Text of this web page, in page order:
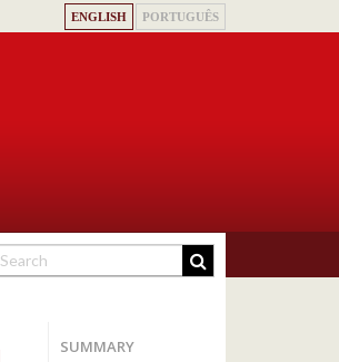
ENGLISH PORTUGUÊS
SUMMARY